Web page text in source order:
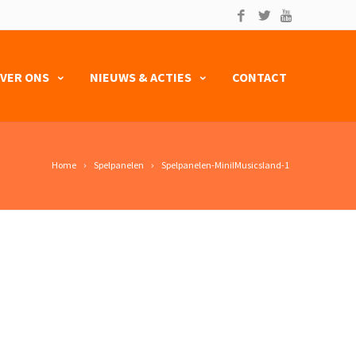
ONS NIEUWS & ACTIES CONTACT
Home Spelpanelen Spelpanelen-MiniIMusicsland-1